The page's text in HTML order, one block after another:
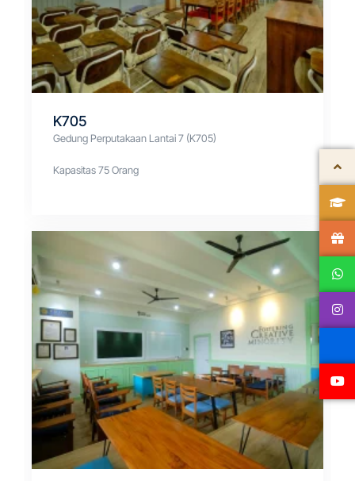
K705
Gedung Perputakaan Lantai 7 (K705)
Kapasitas 75 Orang